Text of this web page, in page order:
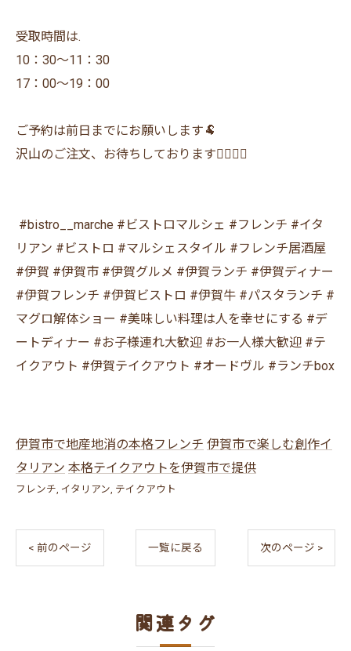
受取時間は.
10：30〜11：30
17：00〜19：00
ご予約は前日までにお願いします🐏
沢山のご注文、お待ちしております🙇‍♂️🙇‍♀️
⁡ #bistro__marche #ビストロマルシェ #フレンチ #イタ
リアン #ビストロ #マルシェスタイル #フレンチ居酒屋
#伊賀 #伊賀市 #伊賀グルメ #伊賀ランチ #伊賀ディナー
#伊賀フレンチ #伊賀ビストロ #伊賀牛 #パスタランチ #
マグロ解体ショー #美味しい料理は人を幸せにする #デ
ートディナー #お子様連れ大歓迎 #お一人様大歓迎 #テ
イクアウト #伊賀テイクアウト #オードヴル #ランチbox
伊賀市で地産地消の本格フレンチ 伊賀市で楽しむ創作イ
タリアン 本格テイクアウトを伊賀市で提供
フレンチ イタリアン テイクアウト
< 前のページ 一覧に戻る 次のページ >
関連タグ